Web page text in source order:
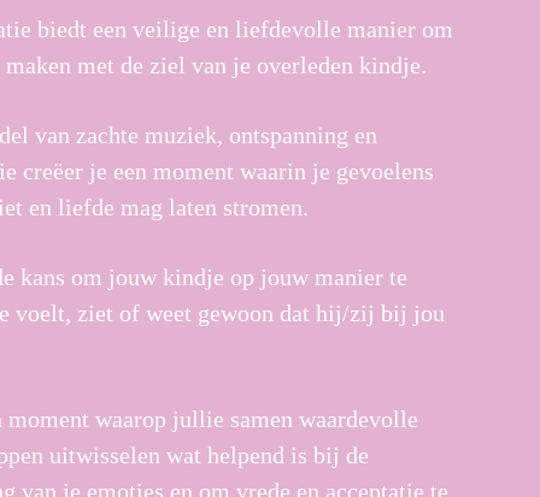
biedt een veilige en liefdevolle manier om
maken met de ziel van je overleden kindje.
van zachte muziek, ontspanning en
creëer je een moment waarin je gevoelens
en liefde mag laten stromen.
kans om jouw kindje op jouw manier te
voelt, ziet of weet gewoon dat hij/zij bij jou
moment waarop jullie samen waardevolle
uitwisselen wat helpend is bij de
van je emoties en om vrede en acceptatie te